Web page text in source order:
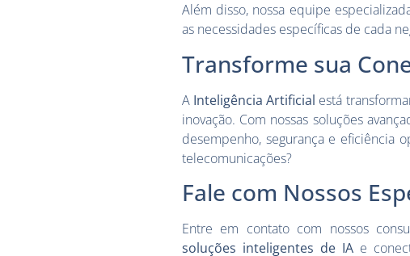
Além disso, nossa equipe
as necessidades específicas de cada
Transforme sua
A Inteligência Artificial está
inovação. Com nossas soluções
desempenho, segurança e eficiência
telecomunicações?
Fale com Nossos
Entre em contato com nossos
soluções inteligentes de IA e